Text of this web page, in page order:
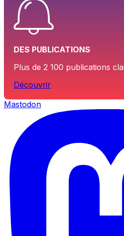
DES PUBLICATIONS
Plus de 2 100 publications
Découvrir
Mastodon